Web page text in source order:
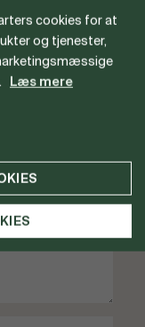
cookies for at
og tjenester,
Læs mere